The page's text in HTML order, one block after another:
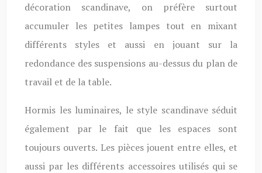
décoration scandinave, on préfère surtout
accumuler les petites lampes tout en mixant
différents styles et aussi en jouant sur la
redondance des suspensions au-dessus du plan de
travail et de la table.
Hormis les luminaires, le style scandinave séduit
également par le fait que les espaces sont
toujours ouverts. Les pièces jouent entre elles, et
aussi par les différents accessoires utilisés qui se